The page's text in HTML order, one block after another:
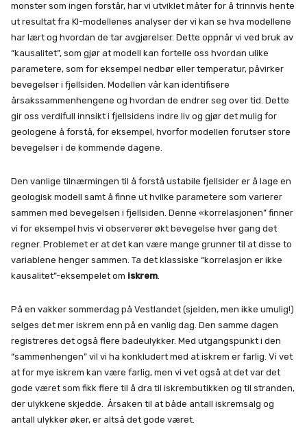
monster som ingen forstår, har vi utviklet måter for å trinnvis hente
ut resultat fra KI-modellenes analyser der vi kan se hva modellene
har lært og hvordan de tar avgjørelser. Dette oppnår vi ved bruk av
“kausalitet”, som gjør at modell kan fortelle oss hvordan ulike
parametere, som for eksempel nedbør eller temperatur, påvirker
bevegelser i fjellsiden. Modellen vår kan identifisere
årsakssammenhengene og hvordan de endrer seg over tid. Dette
gir oss verdifull innsikt i fjellsidens indre liv og gjør det mulig for
geologene å forstå, for eksempel, hvorfor modellen forutser store
bevegelser i de kommende dagene.
Den vanlige tilnærmingen til å forstå ustabile fjellsider er å lage en
geologisk modell samt å finne ut hvilke parametere som varierer
sammen med bevegelsen i fjellsiden. Denne «korrelasjonen” finner
vi for eksempel hvis vi observerer økt bevegelse hver gang det
regner. Problemet er at det kan være mange grunner til at disse to
variablene henger sammen. Ta det klassiske “korrelasjon er ikke
kausalitet”-eksempelet om iskrem.
På en vakker sommerdag på Vestlandet (sjelden, men ikke umulig!)
selges det mer iskrem enn på en vanlig dag. Den samme dagen
registreres det også flere badeulykker. Med utgangspunkt i den
“sammenhengen” vil vi ha konkludert med at iskrem er farlig. Vi vet
at for mye iskrem kan være farlig, men vi vet også at det var det
gode været som fikk flere til å dra til iskrembutikken og til stranden,
der ulykkene skjedde. Årsaken til at både antall iskremsalg og
antall ulykker øker, er altså det gode været.